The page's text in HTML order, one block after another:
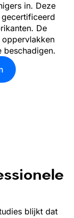
in. Deze
De
beschadigen.
blijkt dat